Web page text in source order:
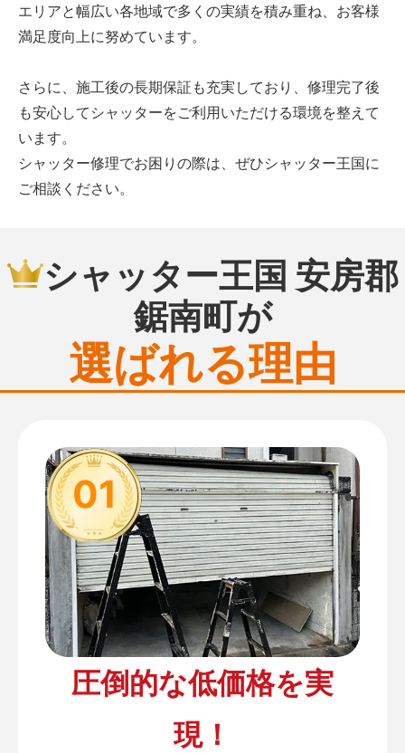
エリアと幅広い各地域で多くの実績を積み重ね、お客様
満足度向上に努めています。
さらに、施工後の長期保証も充実しており、修理完了後
も安心してシャッターをご利用いただける環境を整えて
います。
シャッター修理でお困りの際は、ぜひシャッター王国に
ご相談ください。
シャッター王国 安房郡
鋸南町が
選ばれる理由
01
圧倒的な低価格を実
現！